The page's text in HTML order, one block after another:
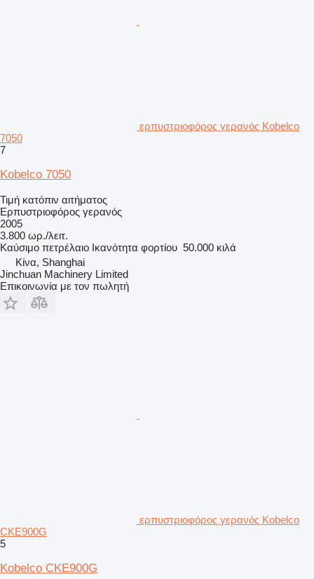
ερπυστριοφόρος γερανός Kobelco
7050
7
Kobelco 7050
Τιμή κατόπιν αιτήματος
Ερπυστριοφόρος γερανός
2005
3.800 ωρ./λειτ.
Καύσιμο πετρέλαιο Ικανότητα φορτίου 50.000 κιλά
Κίνα, Shanghai
Jinchuan Machinery Limited
Επικοινωνία με τον πωλητή
ερπυστριοφόρος γερανός Kobelco
CKE900G
5
Kobelco CKE900G